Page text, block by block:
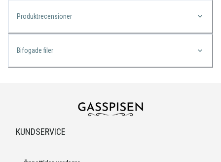
Produktrecensioner
Bifogade filer
KUNDSERVICE